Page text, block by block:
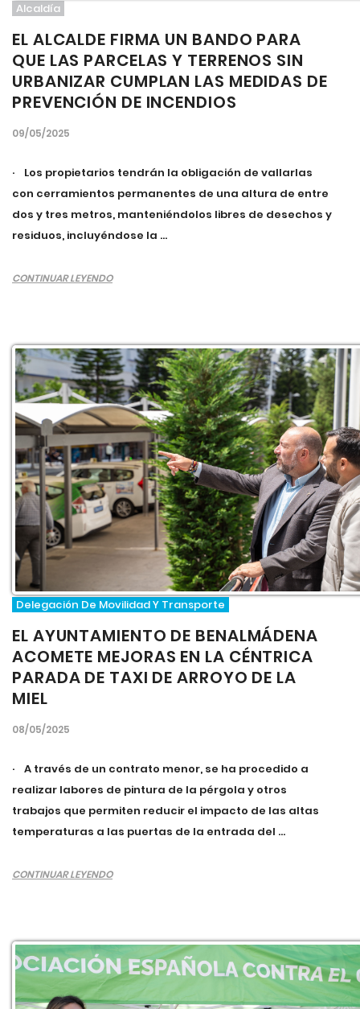
Alcaldía
EL ALCALDE FIRMA UN BANDO PARA
QUE LAS PARCELAS Y TERRENOS SIN
URBANIZAR CUMPLAN LAS MEDIDAS DE
PREVENCIÓN DE INCENDIOS
09/05/2025
· Los propietarios tendrán la obligación de vallarlas
con cerramientos permanentes de una altura de entre
dos y tres metros, manteniéndolos libres de desechos y
residuos, incluyéndose la ...
CONTINUAR LEYENDO
Delegación De Movilidad Y Transporte
EL AYUNTAMIENTO DE BENALMÁDENA
ACOMETE MEJORAS EN LA CÉNTRICA
PARADA DE TAXI DE ARROYO DE LA
MIEL
08/05/2025
· A través de un contrato menor, se ha procedido a
realizar labores de pintura de la pérgola y otros
trabajos que permiten reducir el impacto de las altas
temperaturas a las puertas de la entrada del ...
CONTINUAR LEYENDO